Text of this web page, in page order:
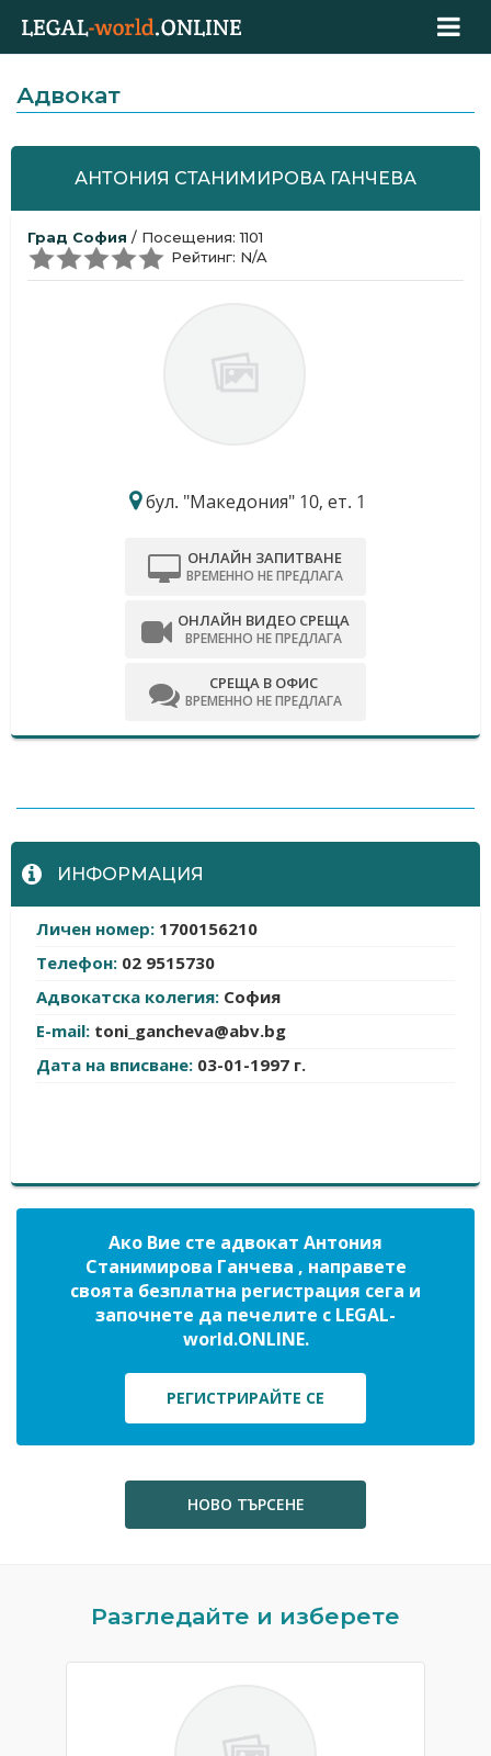
Адвокат
АНТОНИЯ СТАНИМИРОВА ГАНЧЕВА
Град София / Посещения: 1101
Рейтинг: N/A
бул. "Македония" 10, ет. 1
ОНЛАЙН ЗАПИТВАНЕ
ВРЕМЕННО НЕ ПРЕДЛАГА
ОНЛАЙН ВИДЕО СРЕЩА
ВРЕМЕННО НЕ ПРЕДЛАГА
СРЕЩА В ОФИС
ВРЕМЕННО НЕ ПРЕДЛАГА
ИНФОРМАЦИЯ
Личен номер: 1700156210
Телефон: 02 9515730
Адвокатска колегия: София
E-mail: toni_gancheva@abv.bg
Дата на вписване: 03-01-1997 г.
Ако Вие сте адвокат Антония
Станимирова Ганчева , направете
своята безплатна регистрация сега и
започнете да печелите с LEGAL-
world.ONLINE.
РЕГИСТРИРАЙТЕ СЕ
НОВО ТЪРСЕНЕ
Разгледайте и изберете